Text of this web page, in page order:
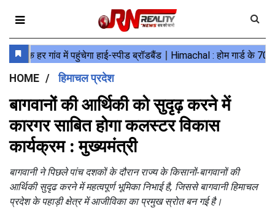
HOME हिमाचल प्रदेश
बागवानों की आर्थिकी को सुदृढ़ करने में
कारगर साबित होगा कलस्टर विकास
कार्यक्रम : मुख्यमंत्री
बागवानी ने पिछले पांच दशकों के दौरान राज्य के किसानों-बागवानों की
आर्थिकी सुदृढ करने में महत्वपूर्ण भूमिका निभाई है, जिससे बागवानी हिमाचल
प्रदेश के पहाड़ी क्षेत्र में आजीविका का प्रमुख स्रोत बन गई है।